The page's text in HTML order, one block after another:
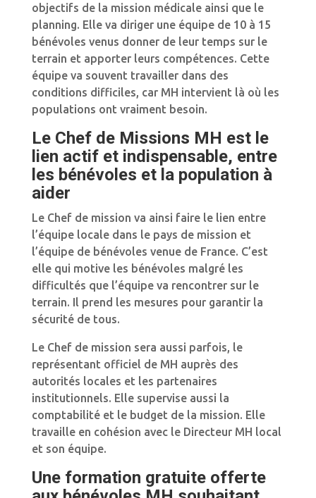
objectifs de la mission médicale ainsi que le
planning. Elle va diriger une équipe de 10 à 15
bénévoles venus donner de leur temps sur le
terrain et apporter leurs compétences. Cette
équipe va souvent travailler dans des
conditions difficiles, car MH intervient là où les
populations ont vraiment besoin.
Le Chef de Missions MH est le
lien actif et indispensable, entre
les bénévoles et la population à
aider
Le Chef de mission va ainsi faire le lien entre
l’équipe locale dans le pays de mission et
l’équipe de bénévoles venue de France. C’est
elle qui motive les bénévoles malgré les
difficultés que l’équipe va rencontrer sur le
terrain. Il prend les mesures pour garantir la
sécurité de tous.
Le Chef de mission sera aussi parfois, le
représentant officiel de MH auprès des
autorités locales et les partenaires
institutionnels. Elle supervise aussi la
comptabilité et le budget de la mission. Elle
travaille en cohésion avec le Directeur MH local
et son équipe.
Une formation gratuite offerte